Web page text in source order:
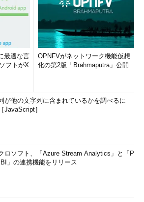
最適な言
フトがX
OPNFVがネットワーク機能仮想
化の第2版「Brahmaputra」公開
が他の文字列に含まれているかを調べるに
JavaScript］
ロソフト、「Azure Stream Analytics」と「P
」の連携機能をリリース